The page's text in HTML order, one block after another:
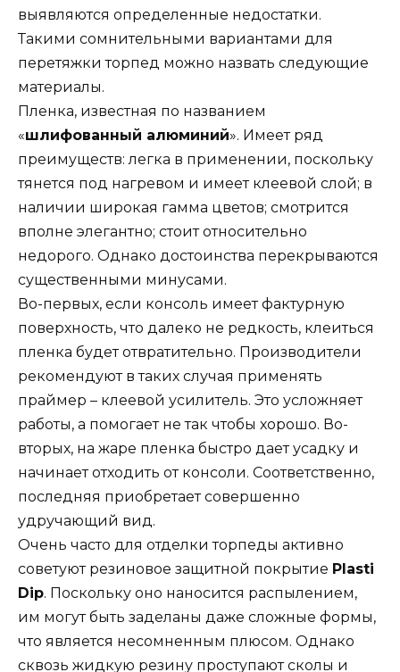
выявляются определенные недостатки.
Такими сомнительными вариантами для
перетяжки торпед можно назвать следующие
материалы.
Пленка, известная по названием
«шлифованный алюминий». Имеет ряд
преимуществ: легка в применении, поскольку
тянется под нагревом и имеет клеевой слой; в
наличии широкая гамма цветов; смотрится
вполне элегантно; стоит относительно
недорого. Однако достоинства перекрываются
существенными минусами.
Во-первых, если консоль имеет фактурную
поверхность, что далеко не редкость, клеиться
пленка будет отвратительно. Производители
рекомендуют в таких случая применять
праймер – клеевой усилитель. Это усложняет
работы, а помогает не так чтобы хорошо. Во-
вторых, на жаре пленка быстро дает усадку и
начинает отходить от консоли. Соответственно,
последняя приобретает совершенно
удручающий вид.
Очень часто для отделки торпеды активно
советуют резиновое защитной покрытие Plasti
Dip. Поскольку оно наносится распылением,
им могут быть заделаны даже сложные формы,
что является несомненным плюсом. Однако
сквозь жидкую резину проступают сколы и